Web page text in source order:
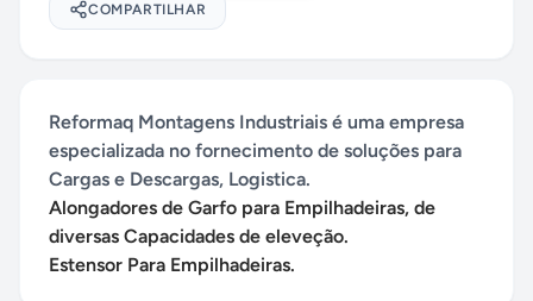
COMPARTILHAR
Reformaq Montagens Industriais é uma empresa
especializada no fornecimento de soluções para
Cargas e Descargas, Logistica.
Alongadores de Garfo para Empilhadeiras, de
diversas Capacidades de eleveção.
Estensor Para Empilhadeiras.